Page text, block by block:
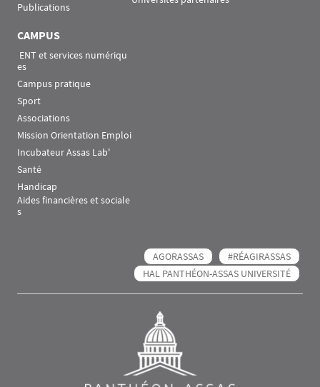
Publications
CAMPUS
es
Campus pratique
Sport
Associations
Mission Orientation Emploi
Incubateur Assas Lab'
Santé
Handicap
Aides financières et sociale
s
AGORASSAS
#RÉAGIRASSAS
HAL PANTHÉON-ASSAS UNIVERSITÉ